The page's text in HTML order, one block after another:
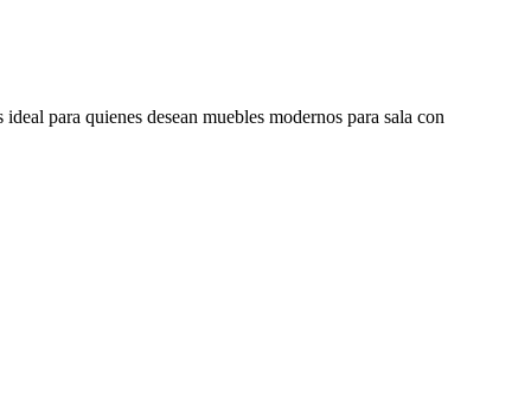
para quienes desean muebles modernos para sala con